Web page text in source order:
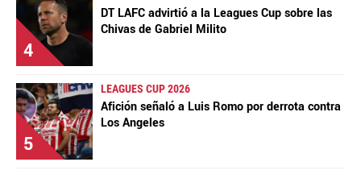
4
DT LAFC advirtió a la Leagues Cup sobre las
Chivas de Gabriel Milito
5
LEAGUES CUP 2026
Afición señaló a Luis Romo por derrota contra
Los Angeles